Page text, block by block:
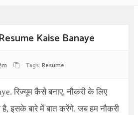
Kaise Banaye
Tags: Resume
. रिज्यूम कैसे बनाए, नौकरी के लिए
है, इसके बारे में बात करेंगे. जब हम नौकरी